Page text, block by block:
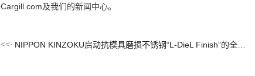
Cargill.com及我们的新闻中心。
NIPPON KINZOKU启动抗模具磨损不锈钢“L-DieL Finish”的全新销售拓展计划，将其定位为“环保产品”